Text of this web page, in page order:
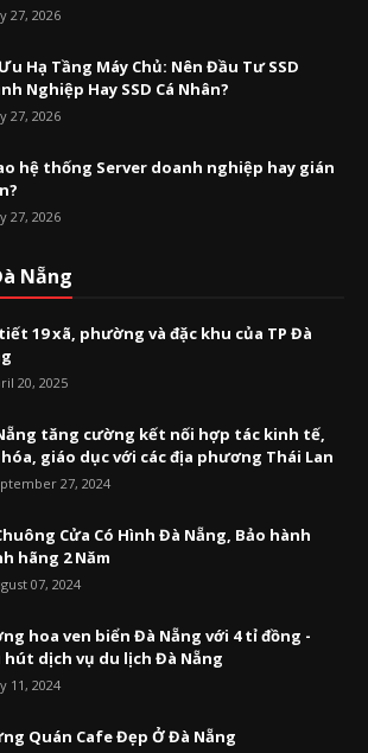
27, 2026
Hạ Tầng Máy Chủ: Nên Đầu Tư SSD
Nghiệp Hay SSD Cá Nhân?
27, 2026
hệ thống Server doanh nghiệp hay gián
27, 2026
Nẵng
19 xã, phường và đặc khu của TP Đà
20, 2025
tăng cường kết nối hợp tác kinh tế,
giáo dục với các địa phương Thái Lan
27, 2024
Cửa Có Hình Đà Nẵng, Bảo hành
hãng 2 Năm
07, 2024
hoa ven biển Đà Nẵng với 4 tỉ đồng -
hút dịch vụ du lịch Đà Nẵng
11, 2024
Quán Cafe Đẹp Ở Đà Nẵng